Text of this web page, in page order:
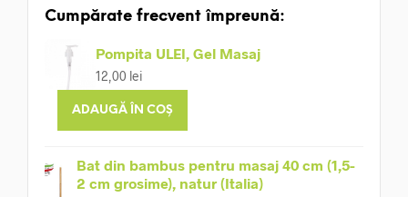
Cumpărate frecvent împreună:
Pompita ULEI, Gel Masaj
12,00 lei
ADAUGĂ ÎN COȘ
Bat din bambus pentru masaj 40 cm (1,5-
2 cm grosime), natur (Italia)